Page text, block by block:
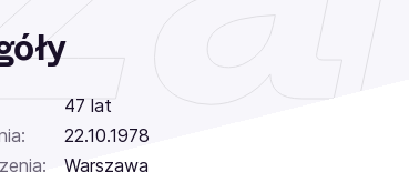
47 lat
22.10.1978
Warszawa